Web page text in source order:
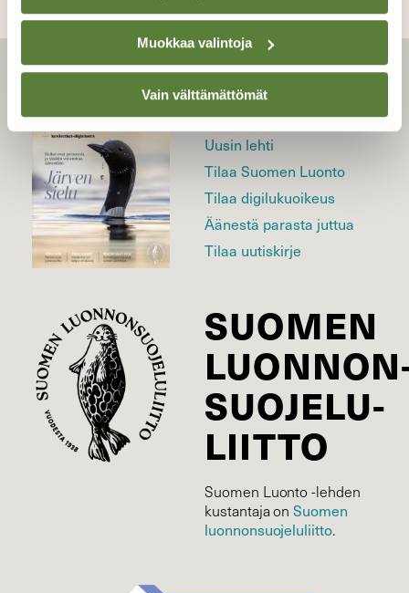
Muokkaa valintoja
Vain välttämättömät
LEHTI
Uusin lehti
Tilaa Suomen Luonto
Tilaa digilukuoikeus
Äänestä parasta juttua
Tilaa uutiskirje
SUOMEN
SUOJELU­
LIITTO
Suomen Luonto -lehden
kustantaja onSuomen
luonnonsuojelu­liitto.